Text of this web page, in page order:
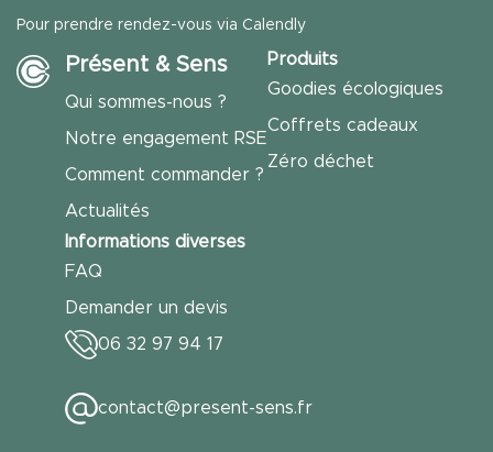
Pour prendre rendez-vous via Calendly
Présent & Sens
Qui sommes-nous ?
Notre engagement RSE
Comment commander ?
Actualités
Produits
Goodies écologiques
Coffrets cadeaux
Zéro déchet
Informations diverses
FAQ
Demander un devis
06 32 97 94 17
contact@present-sens.fr